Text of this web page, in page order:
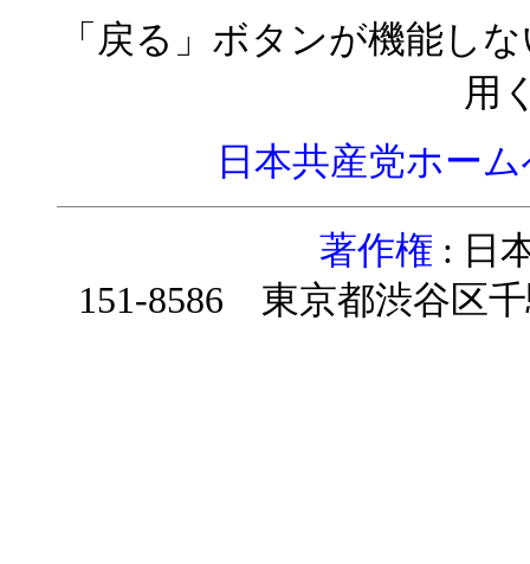
「戻る」ボタンが機能し
用
日本共産党ホー
著作権 : 日
151-8586 東京都渋谷区